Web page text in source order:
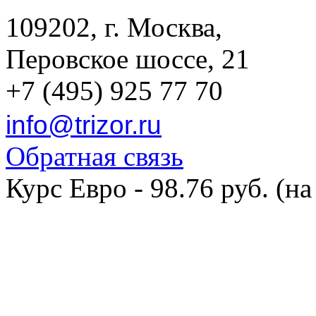
109202, г. Москва,
Перовское шоссе, 21
+7 (495) 925 77 70
info@trizor.ru
Обратная связь
Курс Евро - 98.76 руб.